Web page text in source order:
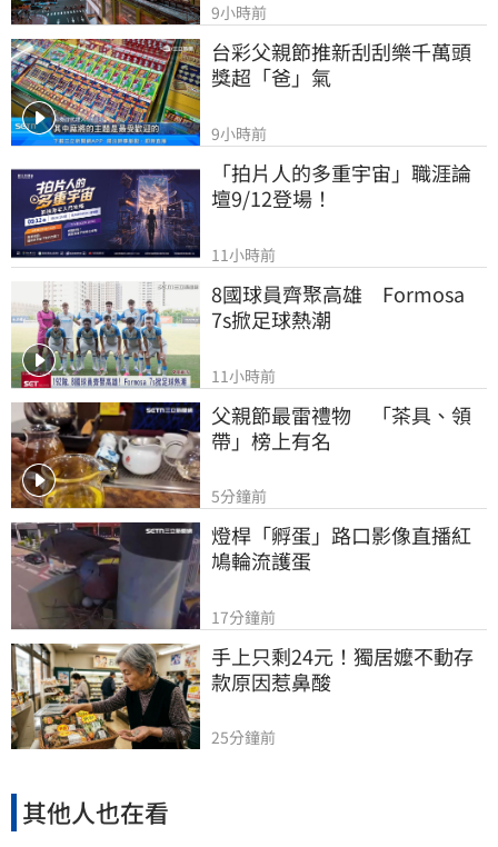
9小時前
台彩父親節推新刮刮樂千萬頭
獎超「爸」氣
9小時前
「拍片人的多重宇宙」職涯論
壇9/12登場！
11小時前
8國球員齊聚高雄　Formosa
7s掀足球熱潮
11小時前
父親節最雷禮物　「茶具、領
帶」榜上有名
5分鐘前
燈桿「孵蛋」路口影像直播紅
鳩輪流護蛋
17分鐘前
手上只剩24元！獨居嬤不動存
款原因惹鼻酸
25分鐘前
其他人也在看